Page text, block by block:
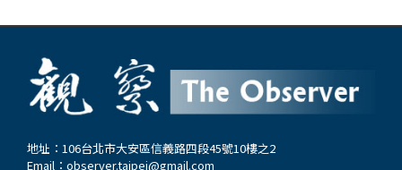
地址：106台北市大安區信義路四段45號10樓之2
Email： observer.taipei@gmail.com